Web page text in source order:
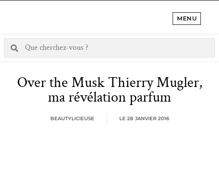
MENU
Over the Musk Thierry Mugler,
ma révélation parfum
BEAUTYLICIEUSE LE 28 JANVIER 2016